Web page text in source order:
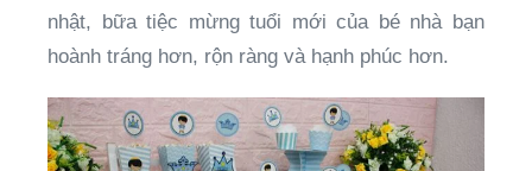
nhật, bữa tiệc mừng tuổi mới của bé nhà bạn
hoành tráng hơn, rộn ràng và hạnh phúc hơn.